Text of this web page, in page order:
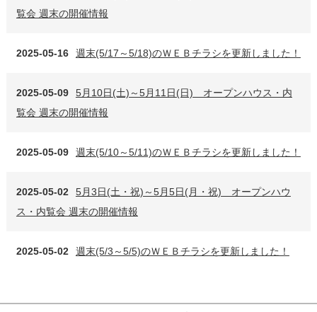
覧会 週末の開催情報
2025-05-16 週末(5/17～5/18)のＷＥＢチラシを更新しました！
2025-05-09
5月10日(土)～5月11日(日) オープンハウス・内
覧会 週末の開催情報
2025-05-09 週末(5/10～5/11)のＷＥＢチラシを更新しました！
2025-05-02
5月3日(土・祝)～5月5日(月・祝) オープンハウ
ス・内覧会 週末の開催情報
2025-05-02 週末(5/3～5/5)のＷＥＢチラシを更新しました！